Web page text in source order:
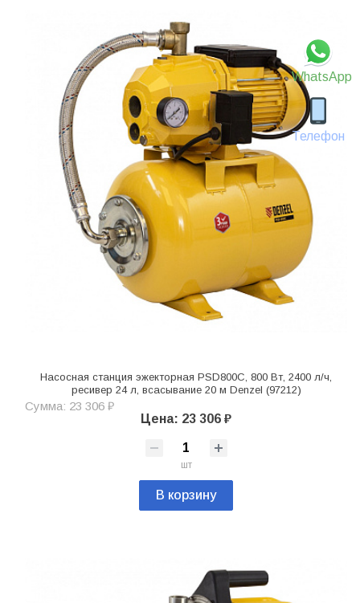
WhatsApp
Телефон
Насосная станция эжекторная PSD800C, 800 Вт, 2400 л/ч,
ресивер 24 л, всасывание 20 м Denzel (97212)
Сумма: 23 306 ₽
Цена: 23 306 ₽
шт
В корзину